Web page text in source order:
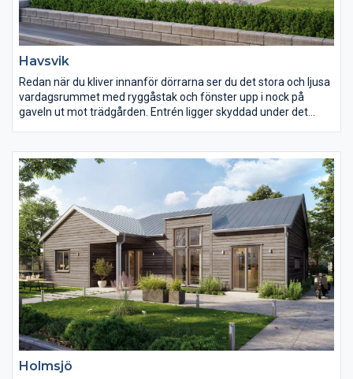
Havsvik
Redan när du kliver innanför dörrarna ser du det stora och ljusa
vardagsrummet med ryggåstak och fönster upp i nock på
gaveln ut mot trädgården. Entrén ligger skyddad under det
vardagsrummet via matplatsen. Det är ett ljust kök med gott
om förvaring. Huset har många sällskapsytor i förbindelse med
varandra som bjuder in till umgänge.
Holmsjö